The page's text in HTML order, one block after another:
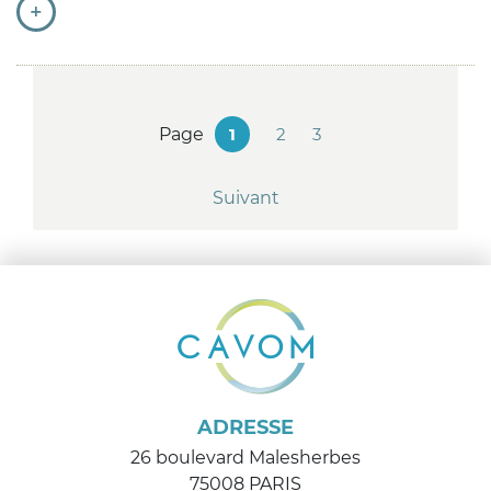
+
Page 1 2 3
Suivant
ADRESSE
26 boulevard Malesherbes
75008 PARIS